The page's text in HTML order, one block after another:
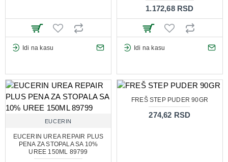
Idi na kasu
1.172,68 RSD
Idi na kasu
EUCERIN
EUCERIN UREA REPAIR PLUS
PENA ZA STOPALA SA 10%
UREE 150ML 89799
FREŠ STEP PUDER 90GR
274,62 RSD